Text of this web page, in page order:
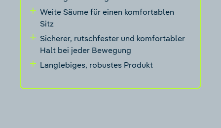
Weite Säume für einen komfortablen
Sitz
Sicherer, rutschfester und komfortabler
Halt bei jeder Bewegung
Langlebiges, robustes Produkt